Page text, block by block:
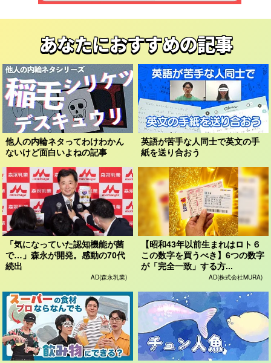
あなたにおすすめの記事
他人の内輪ネタってわけわかん
ないけど面白いよねの記事
英語が苦手な人同士で英文の手
紙を送り合おう
「気になっていた認知機能が菌
で…」森永が開発。感動の70代
続出
AD(森永乳業)
【昭和43年以前生まれはロト６
この数字を買うべき】6つの数字
が「完全一致」する方...
AD(株式会社MURA)